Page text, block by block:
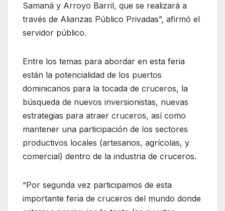
Samaná y Arroyo Barril, que se realizará a
través de Alianzas Público Privadas”, afirmó el
servidor público.
Entre los temas para abordar en esta feria
están la potencialidad de los puertos
dominicanos para la tocada de cruceros, la
búsqueda de nuevos inversionistas, nuevas
estrategias para atraer cruceros, así como
mantener una participación de los sectores
productivos locales (artesanos, agrícolas, y
comercial) dentro de la industria de cruceros.
“Por segunda vez participamos de esta
importante feria de cruceros del mundo donde